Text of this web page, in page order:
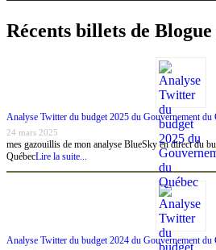
Récents billets de
Analyse Twitter du budget 2025 du Gouvernement du
24 mars 2025
mes gazouillis de mon analyse BlueSky en direct du
QuébecLire la suite...
Analyse Twitter du budget 2024 du Gouvernement du